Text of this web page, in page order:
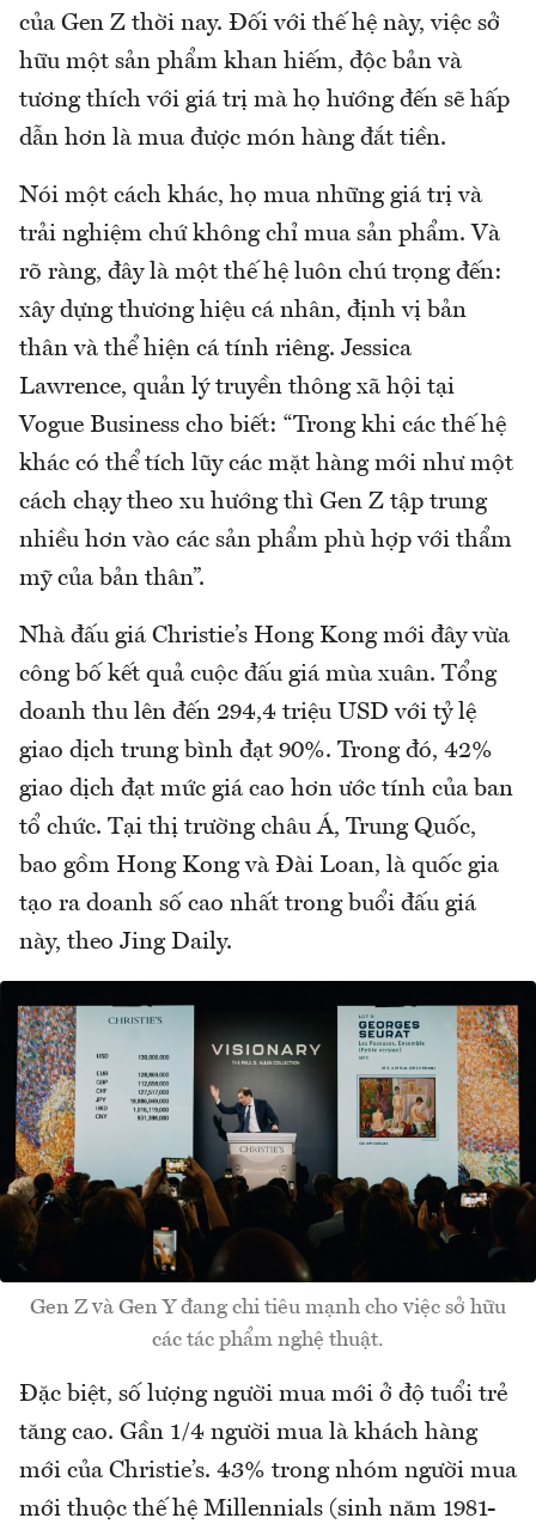
của Gen Z thời nay. Đối với thế hệ này, việc sở
hữu một sản phẩm khan hiếm, độc bản và
tương thích với giá trị mà họ hướng đến sẽ hấp
dẫn hơn là mua được món hàng đắt tiền.
Nói một cách khác, họ mua những giá trị và
trải nghiệm chứ không chỉ mua sản phẩm. Và
rõ ràng, đây là một thế hệ luôn chú trọng đến:
xây dựng thương hiệu cá nhân, định vị bản
thân và thể hiện cá tính riêng. Jessica
Lawrence, quản lý truyền thông xã hội tại
Vogue Business cho biết: “Trong khi các thế hệ
khác có thể tích lũy các mặt hàng mới như một
cách chạy theo xu hướng thì Gen Z tập trung
nhiều hơn vào các sản phẩm phù hợp với thẩm
mỹ của bản thân”.
Nhà đấu giá Christie’s Hong Kong mới đây vừa
công bố kết quả cuộc đấu giá mùa xuân. Tổng
doanh thu lên đến 294,4 triệu USD với tỷ lệ
giao dịch trung bình đạt 90%. Trong đó, 42%
giao dịch đạt mức giá cao hơn ước tính của ban
tổ chức. Tại thị trường châu Á, Trung Quốc,
bao gồm Hong Kong và Đài Loan, là quốc gia
tạo ra doanh số cao nhất trong buổi đấu giá
này, theo Jing Daily.
Gen Z và Gen Y đang chi tiêu mạnh cho việc sở hữu
các tác phẩm nghệ thuật.
Đặc biệt, số lượng người mua mới ở độ tuổi trẻ
tăng cao. Gần 1/4 người mua là khách hàng
mới của Christie’s. 43% trong nhóm người mua
mới thuộc thế hệ Millennials (sinh năm 1981-